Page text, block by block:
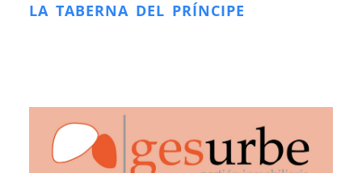
LA TABERNA DEL PRÍNCIPE